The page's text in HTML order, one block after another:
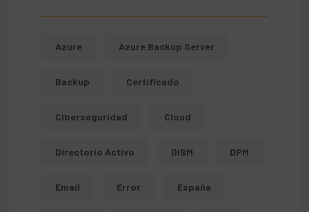
Azure Azure Backup Server
Backup Certificado
Ciberseguridad Cloud
Directorio Activo DISM DPM
Email Error España